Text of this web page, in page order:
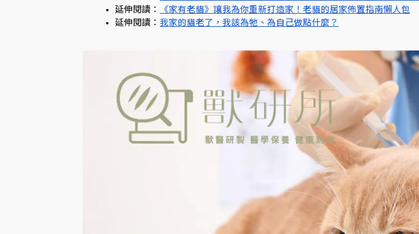
延伸閱讀：
《家有老貓》讓我為你重新打造家！老貓的居家佈置指南懶人包
延伸閱讀： 我家的貓老了，我該為牠、為自己做點什麼？